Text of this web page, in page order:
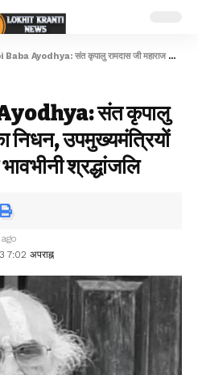
संत कृपालु रामदास जी महाराज का निधन, उपमुख्यमंत्रियों समेत संत समाज ने दी भावभीनी श्रद्धांजलि
संत कृपालु
निधन, उपमुख्यमंत्रियों
श्रद्धांजलि
अपराह्न
ago